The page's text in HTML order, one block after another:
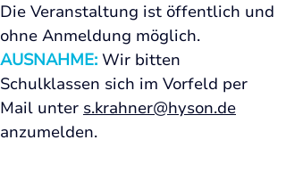
Die Veranstaltung ist öffentlich und
ohne Anmeldung möglich.
AUSNAHME: Wir bitten
Schulklassen sich im Vorfeld per
Mail unter s.krahner@hyson.de
anzumelden.